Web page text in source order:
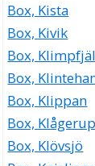
Box, Kista
Box, Kivik
Box,
Box,
Box, Klippan
Box, Klågerup
Box, Klövsjö